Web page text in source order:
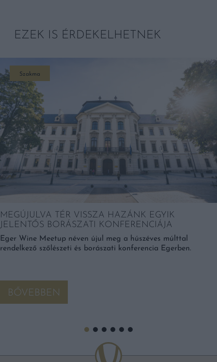
EZEK IS ÉRDEKELHETNEK
Szakma
MEGÚJULVA TÉR VISSZA HAZÁNK EGYIK
JELENTŐS BORÁSZATI KONFERENCIÁJA
Eger Wine Meetup néven újul meg a húszéves múlttal
rendelkező szőlészeti és borászati konferencia Egerben.
BŐVEBBEN